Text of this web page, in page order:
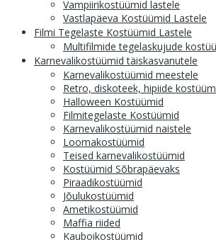
Vampiirikostüümid lastele
Vastlapäeva Kostüümid Lastele
Filmi Tegelaste Kostüümid Lastele
Multifilmide tegelaskujude
Karnevalikostüümid täiskasvanutele
Karnevalikostüümid meestele
Retro, diskoteek, hipiide
Halloween Kostüümid
Filmitegelaste Kostüümid
Karnevalikostüümid naistele
Loomakostüümid
Teised karnevalikostüümid
Kostüümid Sõbrapäevaks
Piraadikostüümid
Jõulukostüümid
Ametikostüümid
Maffia riided
Kauboikostüümid